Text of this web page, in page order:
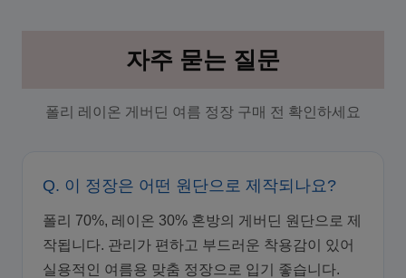
자주 묻는 질문
폴리 레이온 게버딘 여름 정장 구매 전 확인하세요
Q. 이 정장은 어떤 원단으로 제작되나요?
폴리 70%, 레이온 30% 혼방의 게버딘 원단으로 제
작됩니다. 관리가 편하고 부드러운 착용감이 있어
실용적인 여름용 맞춤 정장으로 입기 좋습니다.